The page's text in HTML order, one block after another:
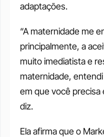
adaptações.
“A maternidade me
principalmente, a
muito imediatista e
maternidade,
em que você precisa
diz.
Ela afirma que o